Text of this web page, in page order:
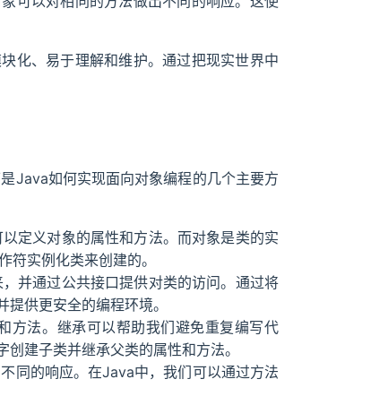
化、易于理解和维护。通过把现实世界中
Java如何实现面向对象编程的几个主要方
定义对象的属性和方法。而对象是类的实
实例化类来创建的。
并通过公共接口提供对类的访问。通过将
供更安全的编程环境。
方法。继承可以帮助我们避免重复编写代
建子类并继承父类的属性和方法。
同的响应。在Java中，我们可以通过方法